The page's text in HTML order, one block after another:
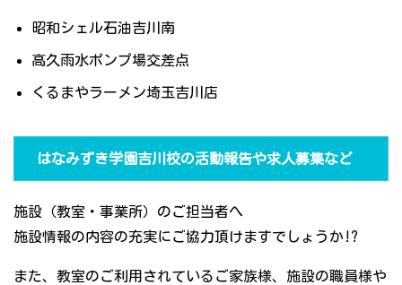
昭和シェル石油吉川南
高久雨水ポンプ場交差点
くるまやラーメン埼玉吉川店
はなみずき学園吉川校の活動報告や求人募集など
施設（教室・事業所）のご担当者へ
施設情報の内容の充実にご協力頂けますでしょうか!?
また、教室のご利用されているご家族様、施設の職員様や